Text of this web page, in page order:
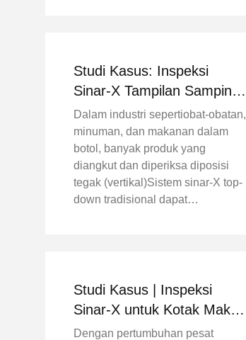
ini,mesin pemeriksaan ...
Studi Kasus: Inspeksi
Sinar-X Tampilan Samping
untuk Produk Botolan
Tegak Latar Belakang
Proyek
Dalam industri sepertiobat-obatan,
minuman, dan makanan dalam
botol, banyak produk yang
diangkut dan diperiksa diposisi
tegak (vertikal)Sistem sinar-X top-
down tradisional dapat
halus ...
Studi Kasus | Inspeksi
Sinar-X untuk Kotak Makan
Siang Siap Saji dengan
Dengan pertumbuhan pesat